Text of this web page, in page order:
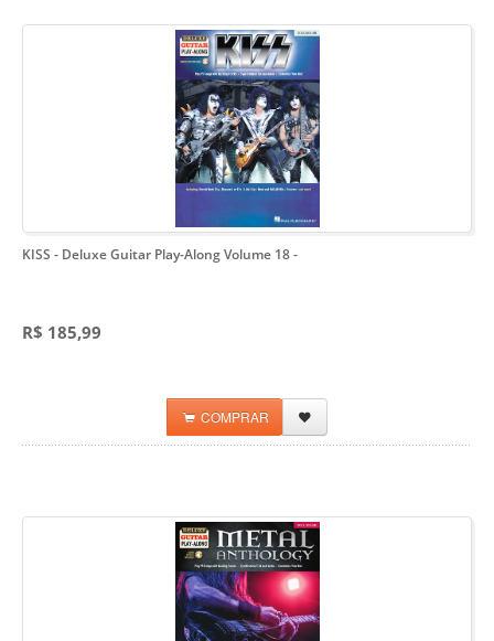
KISS - Deluxe Guitar Play-Along Volume 18-
R$ 185,99
COMPRAR